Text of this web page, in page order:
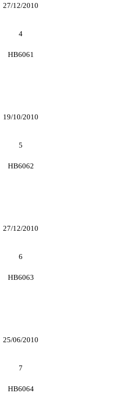
27/12/2010
4
HB6061
19/10/2010
5
HB6062
27/12/2010
6
HB6063
25/06/2010
7
HB6064